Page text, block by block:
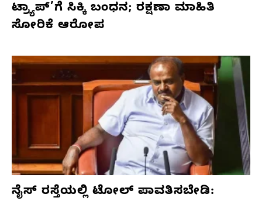
ಟ್ರ್ಯಾಪ್’ಗೆ ಸಿಕ್ಕಿ ಬಂಧನ; ರಕ್ಷಣಾ ಮಾಹಿತಿ
ಸೋರಿಕೆ ಆರೋಪ
ನೈಸ್ ರಸ್ತೆಯಲ್ಲಿ ಟೋಲ್ ಪಾವತಿಸಬೇಡಿ: